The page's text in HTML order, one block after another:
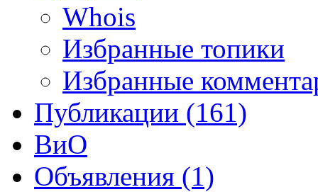
Whois
Избранные топики
Избранные
Публикации (161)
ВиО
Объявления (1)